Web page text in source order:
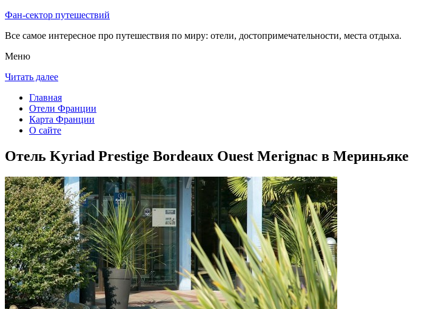
Фан-сектор путешествий
Все самое интересное про путешествия по миру: отели, достопримечательности, места отдыха.
Меню
Читать далее
Главная
Отели Франции
Карта Франции
О сайте
Отель Kyriad Prestige Bordeaux Ouest Merignac в Мериньяке